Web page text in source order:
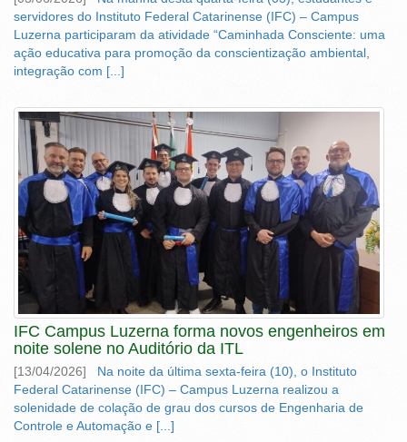
servidores do Instituto Federal Catarinense (IFC) – Campus
Luzerna participaram da atividade “Caminhada Consciente: uma
ação educativa para promoção da conscientização ambiental,
integração com [...]
IFC Campus Luzerna forma novos engenheiros em
noite solene no Auditório da ITL
[13/04/2026] Na noite da última sexta-feira (10), o Instituto
Federal Catarinense (IFC) – Campus Luzerna realizou a
solenidade de colação de grau dos cursos de Engenharia de
Controle e Automação e [...]